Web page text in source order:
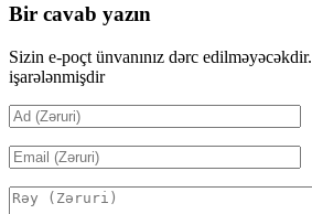
Bir cavab yazın
Sizin e-poçt ünvanınız dərc edilməyəcəkdir.
işarələnmişdir